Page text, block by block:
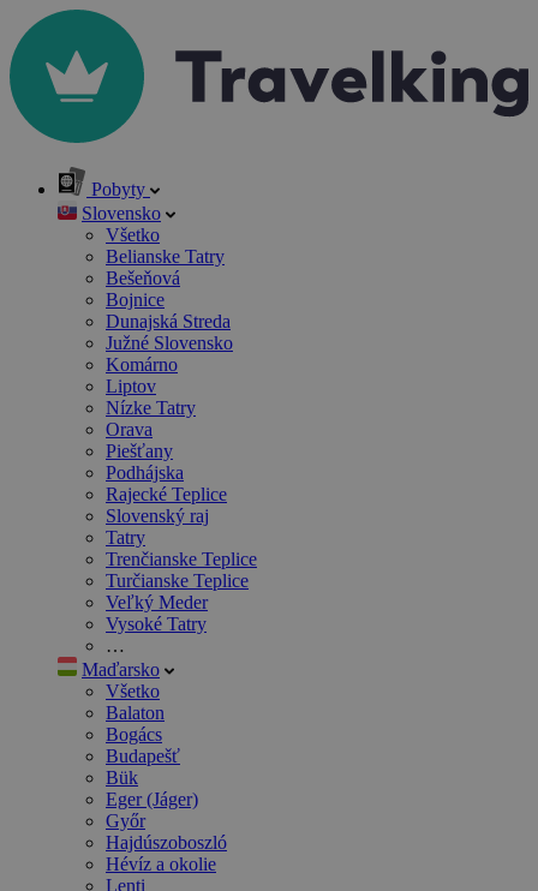
Pobyty
Slovensko
Všetko
Belianske Tatry
Bešeňová
Bojnice
Dunajská Streda
Južné Slovensko
Komárno
Liptov
Nízke Tatry
Orava
Piešťany
Podhájska
Rajecké Teplice
Slovenský raj
Tatry
Trenčianske Teplice
Turčianske Teplice
Veľký Meder
Vysoké Tatry
…
Maďarsko
Všetko
Balaton
Bogács
Budapešť
Bük
Eger (Jáger)
Győr
Hajdúszoboszló
Hévíz a okolie
Lenti